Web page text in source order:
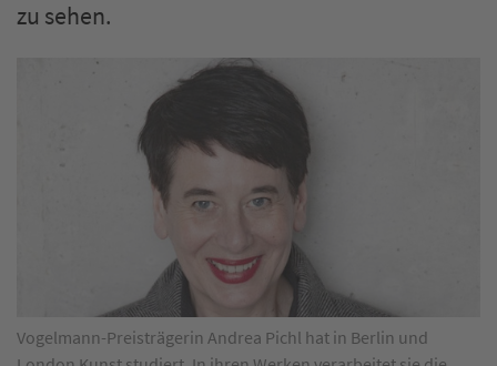
zu sehen.
Vogelmann-Preisträgerin Andrea Pichl hat in Berlin und